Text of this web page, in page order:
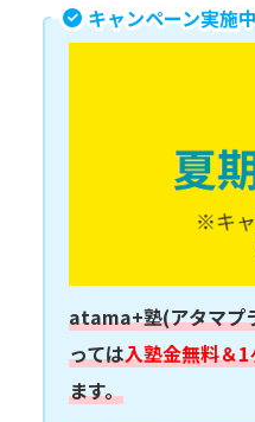
キャンペーン実施
atama+塾(アタマプ
っては入塾金無料＆
ます。